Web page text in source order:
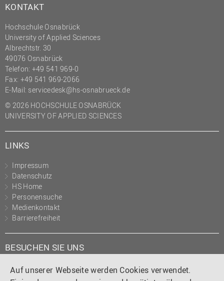
Auf unserer Webseite werden Cookies verwendet.
KONTAKT
Hochschule Osnabrück
University of Applied Sciences
Albrechtstr. 30
49076 Osnabrück
Telefon: +49 541 969-0
Fax: +49 541 969-2066
E-Mail: servicedesk@hs-osnabrueck.de
© 2026 HOCHSCHULE OSNABRÜCK
UNIVERSITY OF APPLIED SCIENCES
LINKS
Impressum
Datenschutz
HS Home
Personensuche
Medienkontakt
Barrierefreiheit
BESUCHEN SIE UNS
Instagram
TiktokLinkedIn
YouTube
Facebook